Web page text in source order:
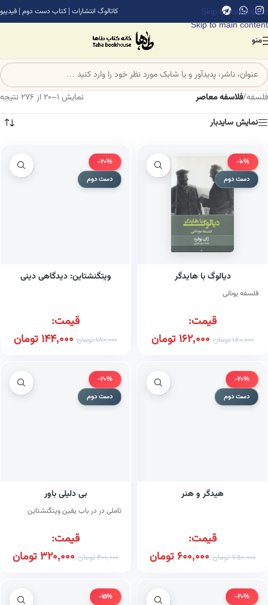
Skip to navigation
Skip to main content
کاتالوگ انتشارات | کتاب دست دوم | فیدیبو
منو
فلسفه/فلاسفه معاصر
نمایش 1–20 از 276 نتیجه
نمایش سایدبار
-10%
دست دوم
دیالوگ با هایدگر
فلسفه یونانی
قیمت:
180,000تومان 162,000تومان
-20%
دست دوم
ویتگنشتاین: دیدگاهی دینی
قیمت:
180,000تومان 144,000تومان
-20%
دست دوم
هیدگر و هنر
قیمت:
750,000تومان 600,000 تومان
-20%
دست دوم
بی دلیلی باور
تاملی در در باب یقین ویتگنشتاین
قیمت:
400,000تومان 320,000تومان
-20%
-15%